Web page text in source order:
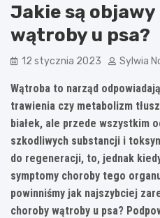
Jakie są
wątroby u psa?
12 stycznia 2023 Sylwia
Wątroba to narząd
trawienia czy metabolizm
białek, ale przede wszystkim
szkodliwych substancji i
do regeneracji, to, jednak
symptomy choroby tego
powinniśmy jak najszybciej
choroby wątroby u psa?